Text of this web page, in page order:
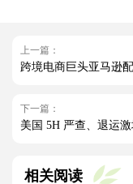
上一篇：
下一篇：
相关阅读